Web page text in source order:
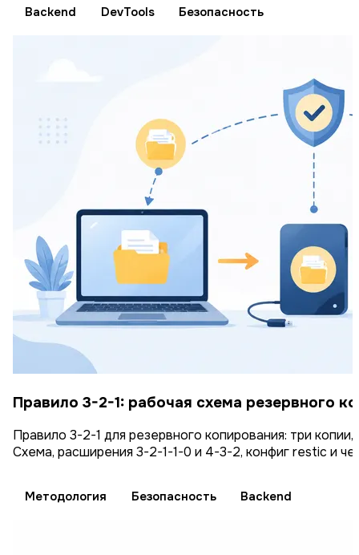
Backend DevTools Безопасность
Правило 3-2-1: рабочая схема резервного
Правило 3-2-1 для резервного копирования: три
Схема, расширения 3-2-1-1-0 и 4-3-2, конфиг restic и
Методология Безопасность Backend